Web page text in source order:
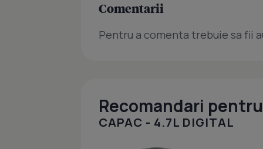
Comentarii
Pentru a comenta trebuie sa fii
Recomandari
CAPAC - 4.7L DIGITAL